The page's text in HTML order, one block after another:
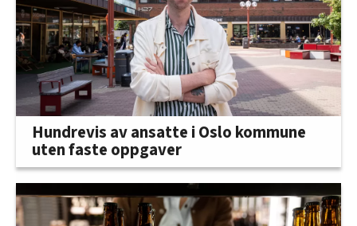
Hundrevis av ansatte i Oslo kommune
uten faste oppgaver